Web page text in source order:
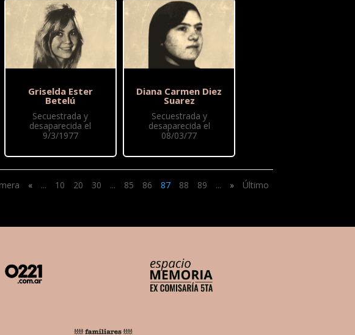
Griselda Ester
Betelú
Secuestrada y
desaparecida el
9/3/1977
Diana Carmen Diez
Suarez
Secuestrada y
desaparecida el
08/03/77
« ... 10 20 30 ... 85 86 87 88 89 ... » Último